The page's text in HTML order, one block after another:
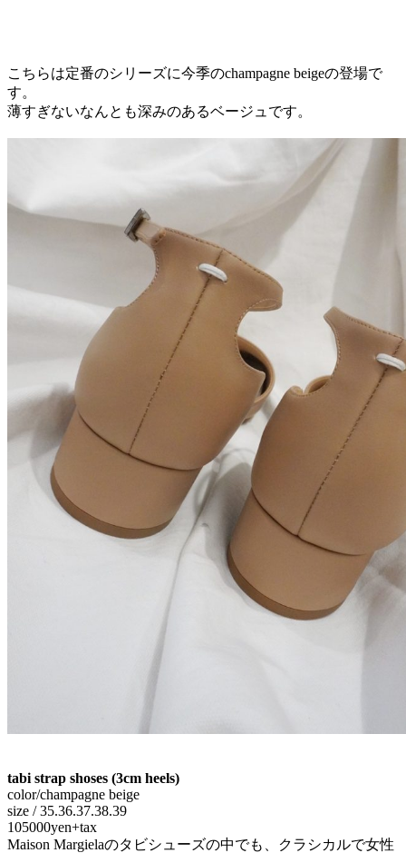
こちらは定番のシリーズに今季のchampagne beigeの登場で
す。
薄すぎないなんとも深みのあるベージュです。
tabi strap shoses (3cm heels)
color/champagne beige
size / 35.36.37.38.39
105000yen+tax
Maison Margielaのタビシューズの中でも、クラシカルで女性